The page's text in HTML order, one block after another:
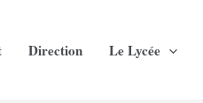
Direction Le Lycée